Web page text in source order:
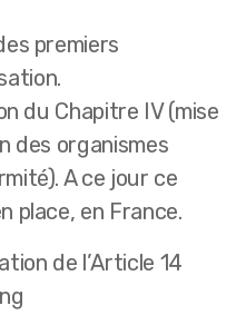
premiers
du Chapitre IV (mise
des organismes
A ce jour ce
place, en France.
de l’Article 14